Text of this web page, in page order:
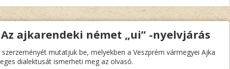
ajkarendeki német „ui” -nyelvjárás
mutatjuk be, melyekben a Veszprém vármegyei Ajka
dialektusát ismerheti meg az olvasó.